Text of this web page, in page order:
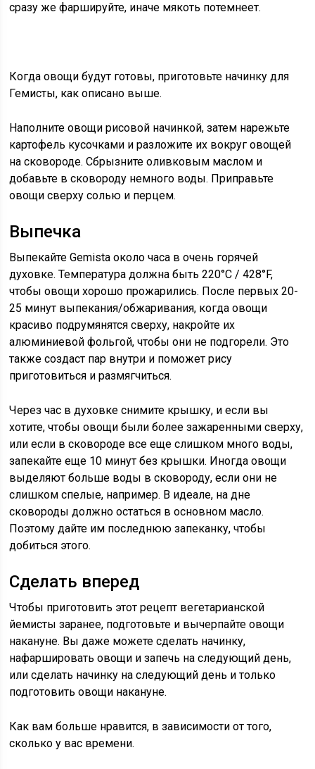
сразу же фаршируйте, иначе мякоть потемнеет.
Когда овощи будут готовы, приготовьте начинку для
Гемисты, как описано выше.
Наполните овощи рисовой начинкой, затем нарежьте
картофель кусочками и разложите их вокруг овощей
на сковороде. Сбрызните оливковым маслом и
добавьте в сковороду немного воды. Приправьте
овощи сверху солью и перцем.
Выпечка
Выпекайте Gemista около часа в очень горячей
духовке. Температура должна быть220°C / 428°F,
чтобы овощи хорошо прожарились. После первых 20-
25 минут выпекания/обжаривания, когда овощи
красиво подрумянятся сверху, накройте их
алюминиевой фольгой, чтобы они не подгорели. Это
также создаст пар внутри и поможет рису
приготовиться и размягчиться.
Черезчас в духовке снимите крышку, и если вы
хотите, чтобы овощи были более зажаренными сверху,
или если в сковороде все еще слишком много воды,
запекайтееще 10 минут без крышки. Иногда овощи
выделяют больше воды в сковороду, если они не
слишком спелые, например. В идеале, на дне
сковороды должно остаться в основном масло.
Поэтому дайте им последнюю запеканку, чтобы
добиться этого.
Сделать вперед
Чтобы приготовить этот рецепт вегетарианской
йемисты заранее, подготовьте и вычерпайте овощи
накануне. Вы даже можете сделать начинку,
нафаршировать овощи и запечь на следующий день,
или сделать начинку на следующий день и только
подготовить овощи накануне.
Как вам больше нравится, в зависимости от того,
сколько у вас времени.